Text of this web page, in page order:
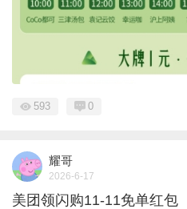
593 0
耀哥
2026-6-17
美团领闪购11-11免单红包